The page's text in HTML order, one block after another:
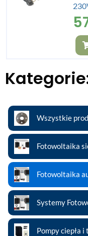
Wszystkie
Fotowoltaika
Fotowoltaika
Systemy
Pompy ciepła